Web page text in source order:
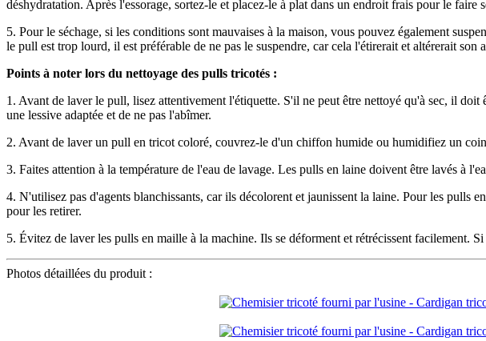
déshydratation. Après l'essorage, sortez-le et placez-le à plat dans un endroit frais pour le faire
5. Pour le séchage, si les conditions sont mauvaises à la maison, vous pouvez également
le pull est trop lourd, il est préférable de ne pas le suspendre, car cela l'étirerait et altérerait son
Points à noter lors du nettoyage des pulls tricotés :
1. Avant de laver le pull, lisez attentivement l'étiquette. S'il ne peut être nettoyé qu'à sec, il
une lessive adaptée et de ne pas l'abîmer.
2. Avant de laver un pull en tricot coloré, couvrez-le d'un chiffon humide ou humidifiez un
3. Faites attention à la température de l'eau de lavage. Les pulls en laine doivent être lavés à
4. N'utilisez pas d'agents blanchissants, car ils décolorent et jaunissent la laine. Pour les pulls
pour les retirer.
5. Évitez de laver les pulls en maille à la machine. Ils se déforment et rétrécissent facilement.
Photos détaillées du produit :